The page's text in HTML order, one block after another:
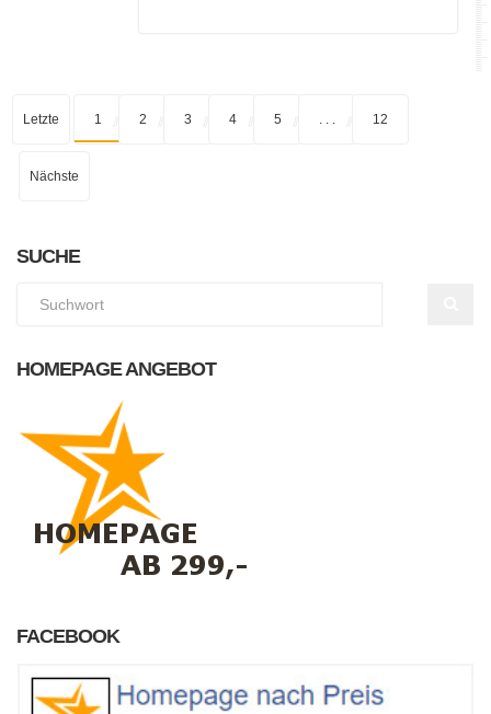
Letzte 1 2 3 4 5 12
Nächste
SUCHE
HOMEPAGE ANGEBOT
FACEBOOK